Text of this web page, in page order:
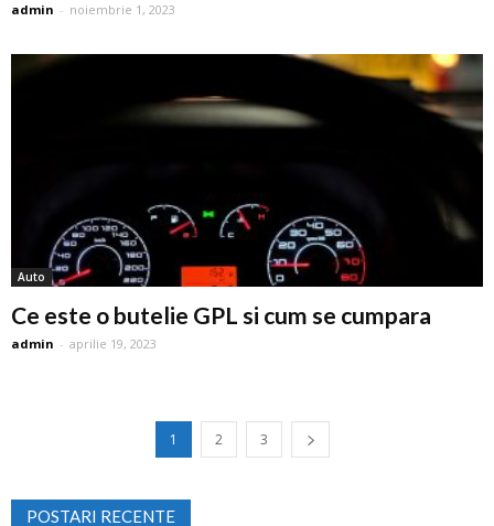
admin - noiembrie 1, 2023
Auto
Ce este o butelie GPL si cum se cumpara
admin - aprilie 19, 2023
1 2 3
POSTARI RECENTE